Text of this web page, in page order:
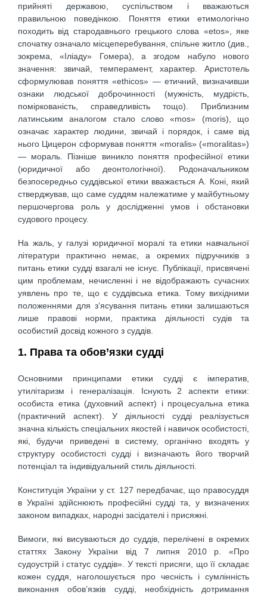
прийняті державою, суспільством і вважаються
правильною поведінкою. Поняття етики етимологічно
походить від стародавнього грецького слова «etos», яке
спочатку означало місцеперебування, спільне житло (див.,
зокрема, «Іліаду» Гомера), а згодом набуло нового
значення: звичай, темперамент, характер. Аристотель
сформулював поняття «ethicos» — етичний, визначивши
ознаки людської доброчинності (мужність, мудрість,
поміркованість, справедливість тощо). Приблизним
латинським аналогом стало слово «mos» (moris), що
означає характер людини, звичай і порядок, і саме від
нього Цицерон сформував поняття «moralis» («moralitas»)
— мораль. Пізніше виникло поняття професійної етики
(юридичної або деонтологічної). Родоначальником
безпосередньо суддівської етики вважається А. Коні, який
стверджував, що саме суддям належатиме у майбутньому
першочергова роль у дослідженні умов і обстановки
судового процесу.
На жаль, у галузі юридичної моралі та етики навчальної
літератури практично немає, а окремих підручників з
питань етики судді взагалі не існує. Публікації, присвячені
цим проблемам, нечисленні і не відображають сучасних
уявлень про те, що є суддівська етика. Тому вихідними
положеннями для з’ясування питань етики залишаються
лише правові норми, практика діяльності судів та
особистий досвід кожного з суддів.
1. Права та обов’язки судді
Основними принципами етики судді є імператив,
утилітаризм і генералізація. Існують 2 аспекти етики:
особиста етика (духовний аспект) і процесуальна етика
(практичний аспект). У діяльності судді реалізується
значна кількість спеціальних якостей і навичок особистості,
які, будучи приведені в систему, органічно входять у
структуру особистості судді і визначають його творчий
потенціал та індивідуальний стиль діяльності.
Конституція України у ст. 127 передбачає, що правосуддя
в Україні здійснюють професійні судді та, у визначених
законом випадках, народні засідателі і присяжні.
Вимоги, які висуваються до суддів, перелічені в окремих
статтях Закону України від 7 липня 2010 р. «Про
судоустрій і статус суддів». У тексті присяги, що її складає
кожен суддя, наголошується про чесність і сумлінність
виконання обов’язків судді, необхідність дотримання